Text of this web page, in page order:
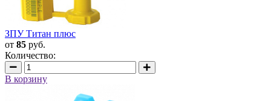
ЗПУ Титан плюс
от 85 руб.
Количество:
В корзину